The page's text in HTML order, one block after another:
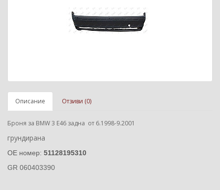
Описание Отзиви (0)
Броня за BMW 3 E46 задна от 6.1998-9.2001
грундирана
ОЕ номер: 51128195310
GR 060403390